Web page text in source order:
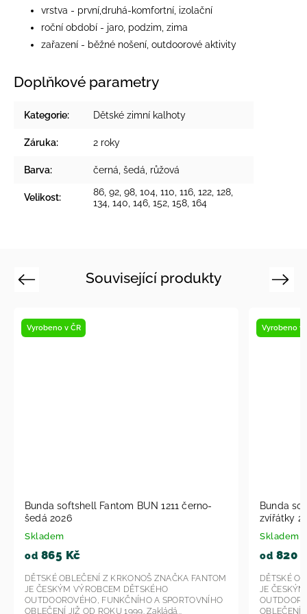
vrstva - první,druhá-komfortní, izolační
roční období - jaro, podzim, zima
zařazení - běžné nošení, outdoorové aktivity
Doplňkové parametry
Kategorie: Dětské zimní kalhoty
Záruka: 2 roky
Barva: černá šedá růžová
Velikost:
86, 92, 98, 104, 110, 116, 122, 128,
134, 140, 146, 152, 158, 164
Související produkty
Previous
Vyrobeno v ČR
Bunda softshell Fantom BUN 1613 se
zvířátky 2026
Skladem
od820 Kč
DĚTSKÉ OBLEČENÍ Z KRKONOŠ ZNAČKA FANTOM
JE ČESKÝM VÝROBCEM DĚTSKÉHO
OUTDOOROVÉHO, FUNKČNÍHO A SPORTOVNÍHO
OBLEČENÍ JIŽ OD ROKU 1999. Zakládá si...
melír
od
JE
Next